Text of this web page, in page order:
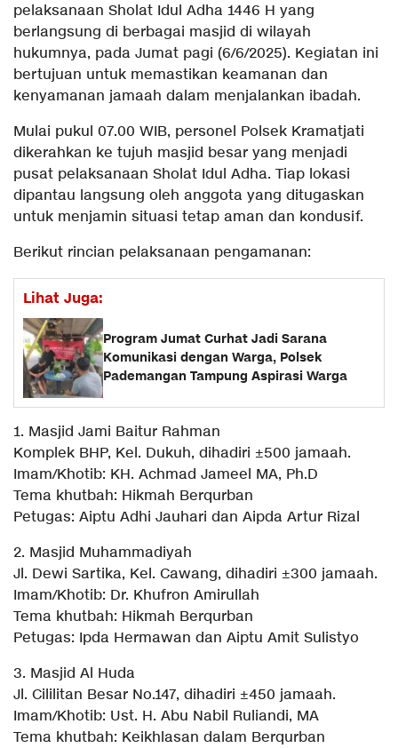
pelaksanaan Sholat Idul Adha 1446 H yang
berlangsung di berbagai masjid di wilayah
hukumnya, pada Jumat pagi (6/6/2025). Kegiatan ini
bertujuan untuk memastikan keamanan dan
kenyamanan jamaah dalam menjalankan ibadah.
Mulai pukul 07.00 WIB, personel Polsek Kramatjati
dikerahkan ke tujuh masjid besar yang menjadi
pusat pelaksanaan Sholat Idul Adha. Tiap lokasi
dipantau langsung oleh anggota yang ditugaskan
untuk menjamin situasi tetap aman dan kondusif.
Berikut rincian pelaksanaan pengamanan:
Lihat Juga:
Program Jumat Curhat Jadi Sarana
Komunikasi dengan Warga, Polsek
Pademangan Tampung Aspirasi Warga
1. Masjid Jami Baitur Rahman
Komplek BHP, Kel. Dukuh, dihadiri ±500 jamaah.
Imam/Khotib: KH. Achmad Jameel MA, Ph.D
Tema khutbah: Hikmah Berqurban
Petugas: Aiptu Adhi Jauhari dan Aipda Artur Rizal
2. Masjid Muhammadiyah
Jl. Dewi Sartika, Kel. Cawang, dihadiri ±300 jamaah.
Imam/Khotib: Dr. Khufron Amirullah
Tema khutbah: Hikmah Berqurban
Petugas: Ipda Hermawan dan Aiptu Amit Sulistyo
3. Masjid Al Huda
Jl. Cililitan Besar No.147, dihadiri ±450 jamaah.
Imam/Khotib: Ust. H. Abu Nabil Ruliandi, MA
Tema khutbah: Keikhlasan dalam Berqurban